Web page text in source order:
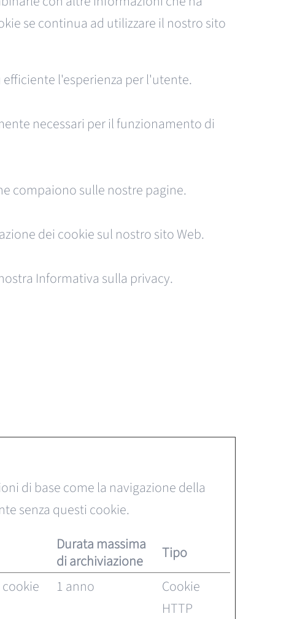
se continua ad utilizzare il nostro sito
l'esperienza per l'utente.
necessari per il funzionamento di
compaiono sulle nostre pagine.
dei cookie sul nostro sito Web.
Informativa sulla privacy.
di base come la navigazione della
senza questi cookie.
Durata massima
di archiviazione
Tipo
1 anno
Cookie
HTTP